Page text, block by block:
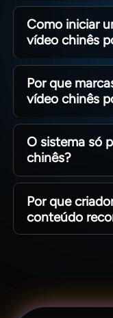
Sim, teste
exportação e
Magiclight AI.
Como iniciar
vídeo chinês
Comece com
storyboard e
AI.
Por que
vídeo chinês
Transforme
promocionais
Magiclight AI.
O sistema só
chinês?
Não, também
educativo e
Por que
conteúdo